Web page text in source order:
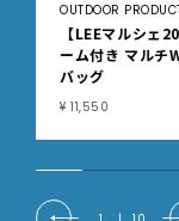
OUTDOOR
【LEEマルシェ
ーム付き マルチ
バッグ
¥ 11,550